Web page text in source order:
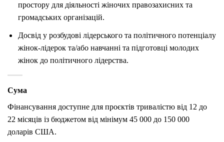
простору для діяльності жіночих правозахисних та
громадських організацій.
Досвід у розбудові лідерського та політичного потенціалу
жінок-лідерок та/або навчанні та підготовці молодих
жінок до політичного лідерства.
Сума
Фінансування доступне для проєктів тривалістю від 12 до
22 місяців із бюджетом від мінімум 45 000 до 150 000
доларів США.